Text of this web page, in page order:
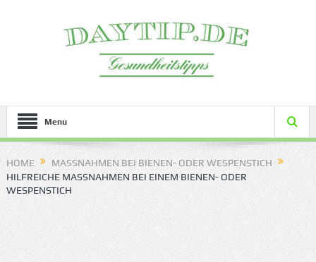
Menu
HOME
MASSNAHMEN BEI BIENEN- ODER WESPENSTICH
HILFREICHE MASSNAHMEN BEI EINEM BIENEN- ODER W
ESPENSTICH